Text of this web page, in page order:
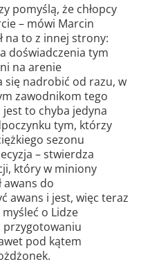
pomyślą, że chłopcy
– mówi Marcin
na to z innej strony:
doświadczenia tym
na arenie
się nadrobić od razu, w
zawodnikom tego
to chyba jedyna
tym, którzy
sezonu
– stwierdza
który w miniony
awans do
awans i jest, więc teraz
o Lidze
przygotowaniu
pod kątem